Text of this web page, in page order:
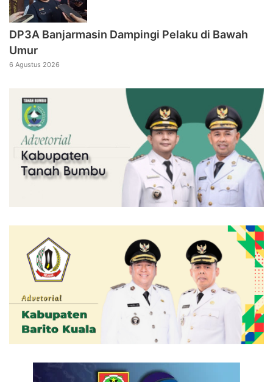
DP3A Banjarmasin Dampingi Pelaku di Bawah
Umur
6 Agustus 2026